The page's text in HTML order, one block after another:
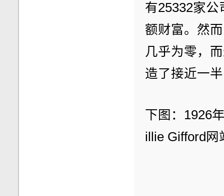
有25332家
额财富。然
几乎为零，
造了接近一
下图：1926
illie Gifford网